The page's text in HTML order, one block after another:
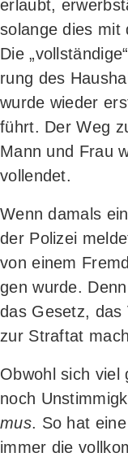
erlaubt,
solan­ge dies mit
Die
rung des
wur­de wie­der
führt. Der Weg
Mann und Frau
vollendet.
Wenn damals
der Poli­zei
von einem
gen wur­de.
das Gesetz, das
zur Straf­tat
Obwohl sich viel
noch
mus. So hat
immer die